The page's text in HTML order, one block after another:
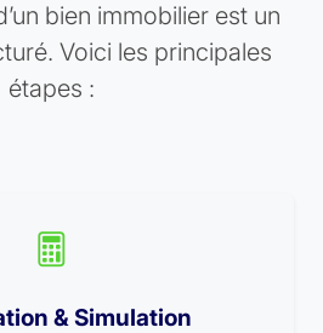
bien immobilier est un
Voici les principales
étapes :
& Simulation